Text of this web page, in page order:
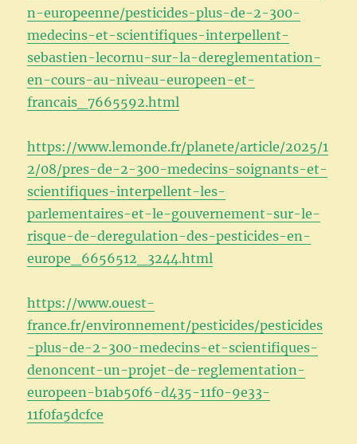
n-europeenne/pesticides-plus-de-2-300-
medecins-et-scientifiques-interpellent-
sebastien-lecornu-sur-la-dereglementation-
en-cours-au-niveau-europeen-et-
francais_7665592.html
https://www.lemonde.fr/planete/article/2025/1
2/08/pres-de-2-300-medecins-soignants-et-
scientifiques-interpellent-les-
parlementaires-et-le-gouvernement-sur-le-
risque-de-deregulation-des-pesticides-en-
europe_6656512_3244.html
https://www.ouest-
france.fr/environnement/pesticides/pesticides
-plus-de-2-300-medecins-et-scientifiques-
denoncent-un-projet-de-reglementation-
europeen-b1ab50f6-d435-11f0-9e33-
11f0fa5dcfce